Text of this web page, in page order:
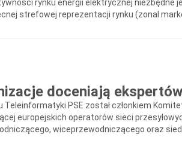
rynku energii elektrycznej niezbędne
strefowej reprezentacji rynku (zonal
doceniają
PSE został członkiem
europejskich operatorów sieci
wiceprzewodniczącego oraz